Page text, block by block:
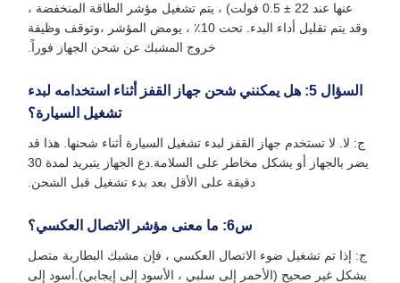
عنها عند 22 ± 0.5 فولت) ، يتم تشغيل مؤشر الطاقة المنخفضة ،
وقد يتم تقليل أداء البدء. تحت 10٪ ، يومض المؤشر ،وتوقف وظيفة
خروج المشبك عن شحن الجهاز فوراً.
السؤال 5: هل يمكنني شحن جهاز القفز أثناء استخدامه لبدء
تشغيل السيارة؟
ج: لا. لا تستخدم جهاز القفز لبدء تشغيل السيارة أثناء شحنها. هذا قد
يضر بالجهاز أو يشكل مخاطر على السلامة.دع الجهاز يتبريد لمدة 30
دقيقة على الأقل بعد بدء تشغيل قبل الشحن.
س6: ما معنى مؤشر الاتصال العكسي؟
ج: إذا تم تشغيل ضوء الاتصال العكسي ، فإن مشبك البطارية متصل
بشكل غير صحيح (الأحمر إلى سلبي ، الأسود إلى إيجابي).أسود إلى